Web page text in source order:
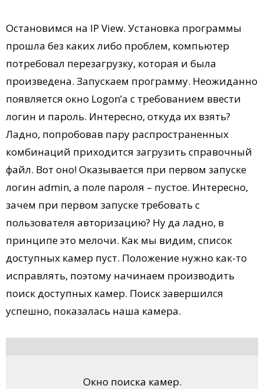
Остановимся на IP View. Установка программы
прошла без каких либо проблем, компьютер
потребовал перезагрузку, которая и была
произведена. Запускаем программу. Неожиданно
появляется окно Logon’а с требованием ввести
логин и пароль. Интересно, откуда их взять?
Ладно, попробовав пару распространенных
комбинаций приходится загрузить справочный
файл. Вот оно! Оказывается при первом запуске
логин admin, а поле пароля – пустое. Интересно,
зачем при первом запуске требовать с
пользователя авторизацию? Ну да ладно, в
принципе это мелочи. Как мы видим, список
доступных камер пуст. Положение нужно как-то
исправлять, поэтому начинаем производить
поиск доступных камер. Поиск завершился
успешно, показалась наша камера.
Окно поиска камер.